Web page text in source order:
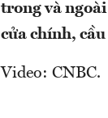
trong và
cửa chính,
Video: CNBC.